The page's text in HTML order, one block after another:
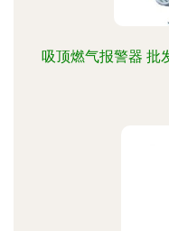
吸顶燃气报警器 批